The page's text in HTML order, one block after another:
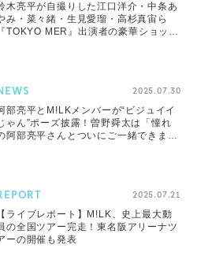
木亮平が自撮りした江口洋介・中条あ
み・菜々緒・生見愛瑠・高杉真宙ら
『TOKYO MER』出演者の豪華ショット
2025.07.30
部亮平とM!LKメンバーが“ビジュイイ
ゃん”ポーズ披露！曽野舜太は「憧れ
阿部亮平さんとついにご一緒できまし
2025.07.21
【ライブレポート】M!LK、史上最大動
の全国ツアー完走！東名阪アリーナツ
ーの開催も発表